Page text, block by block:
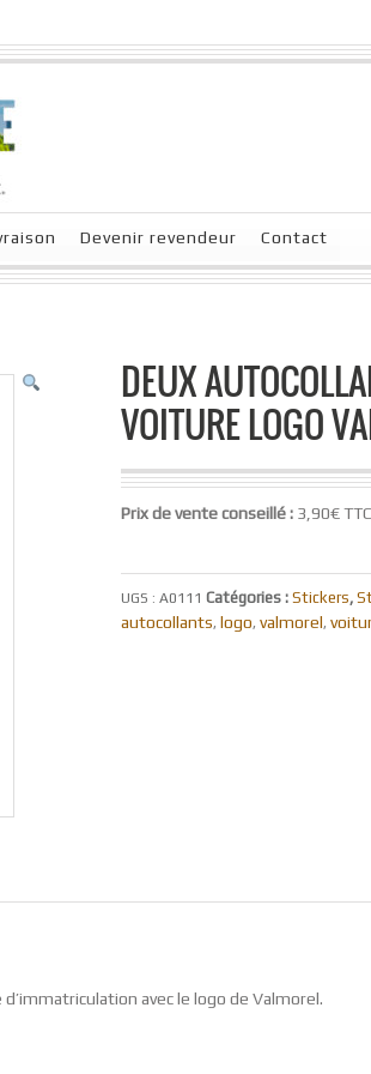
Devenir revendeur Contact
DEUX
VOITURE LOGO
Prix de vente conseillé :3,90€ TTC
UGS : A0111 Catégories : Stickers,
autocollants, logo, valmorel,
avec le logo de Valmorel.